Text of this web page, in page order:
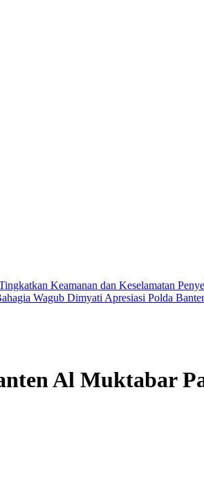
Keamanan dan Keselamatan
Wagub Dimyati Apresiasi Polda
Al Muktabar